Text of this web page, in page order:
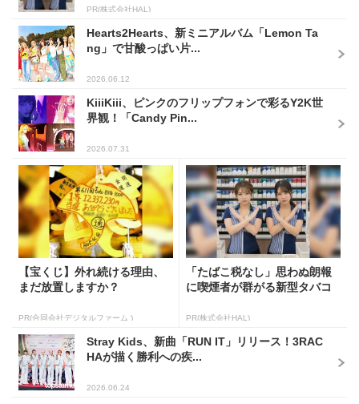
PR(株式会社HAL)
Hearts2Hearts、新ミニアルバム「Lemon Ta
ng」で甘酸っぱい片...
2026.06.12
KiiiKiii、ピンクのフリップフォンで彩るY2K世
界観！「Candy Pin...
2026.07.31
【宝くじ】外れ続ける理由、
まだ放置しますか？
PR(合同会社デジタルファーム )
「たばこ税なし」思わぬ朗報
に喫煙者が群がる新型タバコ
PR(株式会社HAL)
Stray Kids、新曲「RUN IT」リリース！3RAC
HAが描く勝利への疾...
2026.06.24